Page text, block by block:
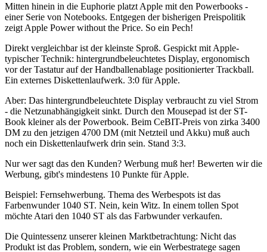
Mitten hinein in die Euphorie platzt Apple mit den Powerbooks -
einer Serie von Notebooks. Entgegen der bisherigen Preispolitik
zeigt Apple Power without the Price. So ein Pech!
Direkt vergleichbar ist der kleinste Sproß. Gespickt mit Apple-
typischer Technik: hintergrundbeleuchtetes Display, ergonomisch
vor der Tastatur auf der Handballenablage positionierter Trackball.
Ein externes Diskettenlaufwerk. 3:0 für Apple.
Aber: Das hintergrundbeleuchtete Display verbraucht zu viel Strom
- die Netzunabhängigkeit sinkt. Durch den Mousepad ist der ST-
Book kleiner als der Powerbook. Beim CeBIT-Preis von zirka 3400
DM zu den jetzigen 4700 DM (mit Netzteil und Akku) muß auch
noch ein Diskettenlaufwerk drin sein. Stand 3:3.
Nur wer sagt das den Kunden? Werbung muß her! Bewerten wir die
Werbung, gibt's mindestens 10 Punkte für Apple.
Beispiel: Fernsehwerbung. Thema des Werbespots ist das
Farbenwunder 1040 ST. Nein, kein Witz. In einem tollen Spot
möchte Atari den 1040 ST als das Farbwunder verkaufen.
Die Quintessenz unserer kleinen Marktbetrachtung: Nicht das
Produkt ist das Problem, sondern, wie ein Werbestratege sagen